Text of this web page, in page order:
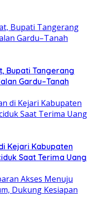
Bupati Tangerang
Gardu–Tanah
Kejari Kabupaten
Saat Terima Uang